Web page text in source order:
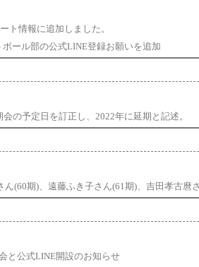
ト情報に追加しました。
ール部の公式LINE登録お願いを追加
の予定日を訂正し、2022年に延期と記述。
(60期)、遠藤ふき子さん(61期)、吉田孝古麿
と公式LINE開設のお知らせ